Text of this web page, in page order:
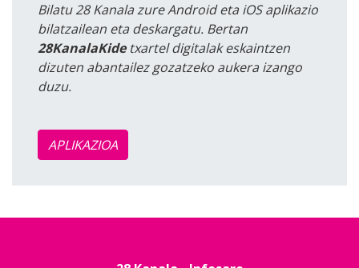
Bilatu 28 Kanala zure Android eta iOS aplikazio
bilatzailean eta deskargatu. Bertan
28KanalaKidetxartel digitalak eskaintzen
dizuten abantailez gozatzeko aukera izango
duzu.
APLIKAZIOA